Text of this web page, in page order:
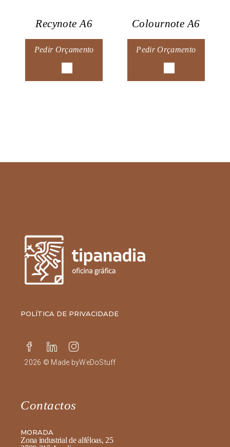
Recynote A6
Pedir Orçamento
Colournote A6
Pedir Orçamento
POLÍTICA DE PRIVACIDADE
2026 © Made byWeDoStuff
Contactos
MORADA
Zona industrial de alféloas, 25